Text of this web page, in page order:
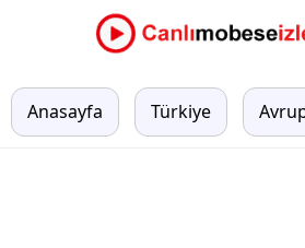
Anasayfa Türkiye